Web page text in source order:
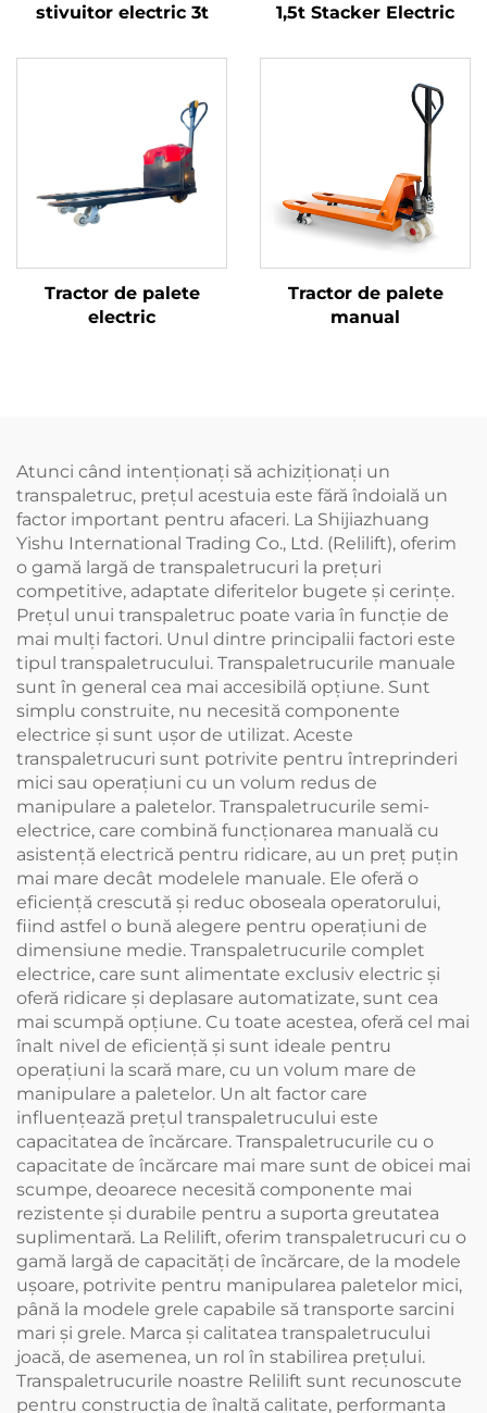
stivuitor electric 3t 1,5t Stacker Electric
Tractor de palete
electric
Tractor de palete
manual
Atunci când intenționați să achiziționați un
transpaletruc, prețul acestuia este fără îndoială un
factor important pentru afaceri. La Shijiazhuang
Yishu International Trading Co., Ltd. (Relilift), oferim
o gamă largă de transpaletrucuri la prețuri
competitive, adaptate diferitelor bugete și cerințe.
Prețul unui transpaletruc poate varia în funcție de
mai mulți factori. Unul dintre principalii factori este
tipul transpaletrucului. Transpaletrucurile manuale
sunt în general cea mai accesibilă opțiune. Sunt
simplu construite, nu necesită componente
electrice și sunt ușor de utilizat. Aceste
transpaletrucuri sunt potrivite pentru întreprinderi
mici sau operațiuni cu un volum redus de
manipulare a paletelor. Transpaletrucurile semi-
electrice, care combină funcționarea manuală cu
asistență electrică pentru ridicare, au un preț puțin
mai mare decât modelele manuale. Ele oferă o
eficiență crescută și reduc oboseala operatorului,
fiind astfel o bună alegere pentru operațiuni de
dimensiune medie. Transpaletrucurile complet
electrice, care sunt alimentate exclusiv electric și
oferă ridicare și deplasare automatizate, sunt cea
mai scumpă opțiune. Cu toate acestea, oferă cel mai
înalt nivel de eficiență și sunt ideale pentru
operațiuni la scară mare, cu un volum mare de
manipulare a paletelor. Un alt factor care
influențează prețul transpaletrucului este
capacitatea de încărcare. Transpaletrucurile cu o
capacitate de încărcare mai mare sunt de obicei mai
scumpe, deoarece necesită componente mai
rezistente și durabile pentru a suporta greutatea
suplimentară. La Relilift, oferim transpaletrucuri cu o
gamă largă de capacități de încărcare, de la modele
ușoare, potrivite pentru manipularea paletelor mici,
până la modele grele capabile să transporte sarcini
mari și grele. Marca și calitatea transpaletrucului
joacă, de asemenea, un rol în stabilirea prețului.
Transpaletrucurile noastre Relilift sunt recunoscute
pentru construcția de înaltă calitate, performanța